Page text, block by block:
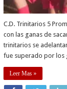
C.D. Trinitarios 5
con las ganas de
trinitarios se
fue superado por los
Leer Mas »